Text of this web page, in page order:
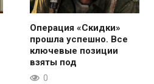
Операция «Скидки»
прошла успешно. Все
ключевые позиции
взяты под
0